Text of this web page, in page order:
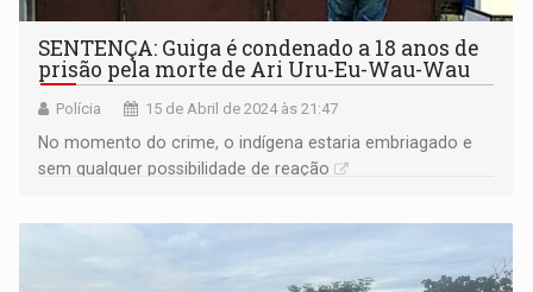
SENTENÇA: Guiga é condenado a 18 anos de
prisão pela morte de Ari Uru-Eu-Wau-Wau
Polícia 15 de Abril de 2024 às 21:47
No momento do crime, o indígena estaria embriagado e
sem qualquer possibilidade de reação